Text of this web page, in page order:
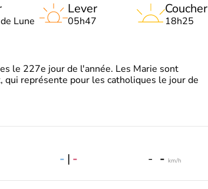
Lune
Lever
05h47
Coucher
18h25
le 227e jour de l'année. Les Marie sont
représente pour les catholiques le jour de
- | - - - km/h